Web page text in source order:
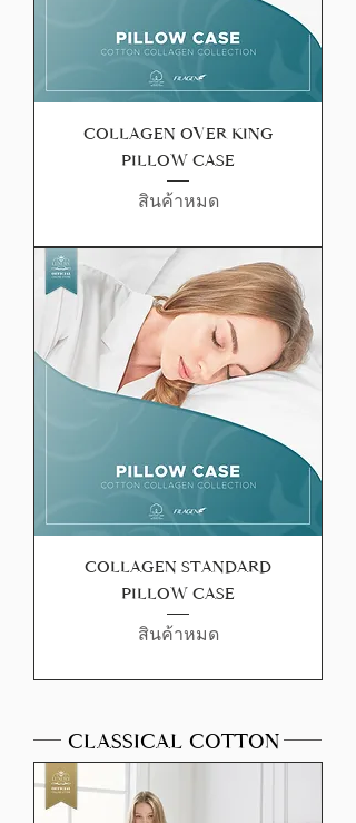
CLASSICAL COTTON
COLLAGEN OVER KING
PILLOW CASE
สินค้าหมด
COLLAGEN STANDARD
PILLOW CASE
สินค้าหมด